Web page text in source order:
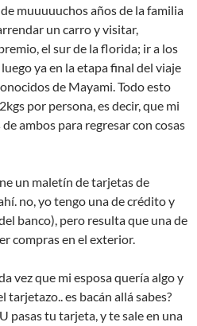
muuuuuchos años de la familia
un carro y visitar,
el sur de la florida; ir a los
ya en la etapa final del viaje
de Mayami. Todo esto
por persona, es decir, que mi
ambos para regresar con cosas
un maletín de tarjetas de
no, yo tengo una de crédito y
banco), pero resulta que una de
compras en el exterior.
vez que mi esposa quería algo y
tarjetazo.. es bacán allá sabes?
pasas tu tarjeta, y te sale en una